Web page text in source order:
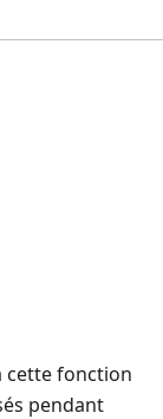
cette fonction
pendant